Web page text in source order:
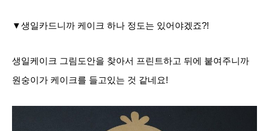
▼생일카드니까 케이크 하나 정도는 있어야겠죠?!
생일케이크 그림도안을 찾아서 프린트하고 뒤에 붙여주니까
원숭이가 케이크를 들고있는 것 같네요!